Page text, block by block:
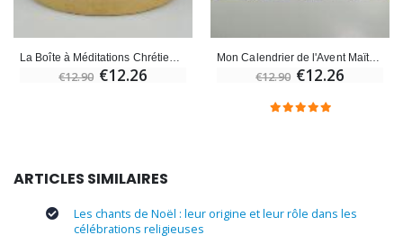
€12.90 €12.26
Mon Calendrier de l'Avent Maïte Roche - Entrez dans Joie de Noël
€12.90 €12.26
ARTICLES SIMILAIRES
Les chants de Noël : leur origine et leur rôle dans les
célébrations religieuses